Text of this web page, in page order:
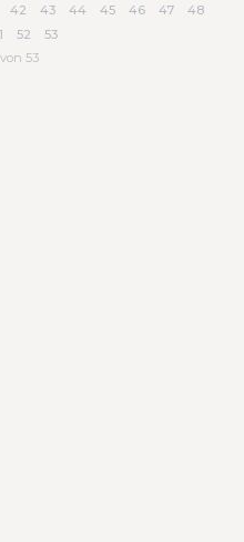
42 43 44 45 46 47
48
52
53
53